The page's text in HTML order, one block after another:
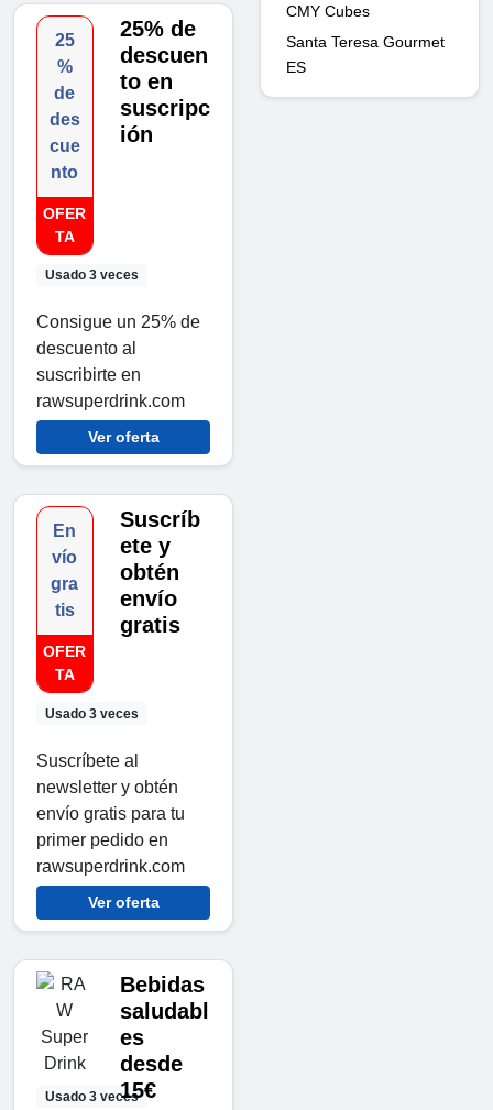
25
%
de
des
cue
nto
OFER
TA
Usado 3 veces
25% de
descuen
to en
suscripc
ión
Consigue un 25% de
descuento al
suscribirte en
rawsuperdrink.com
Ver oferta
En
vío
gra
tis
OFER
TA
Usado 3 veces
Suscríb
ete y
obtén
envío
gratis
Suscríbete al
newsletter y obtén
envío gratis para tu
primer pedido en
rawsuperdrink.com
Ver oferta
Usado 3 veces
Bebidas
saludabl
es
desde
15€
CMY Cubes
Santa Teresa Gourmet
ES